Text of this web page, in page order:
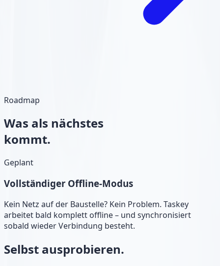
Roadmap
Was als nächstes
kommt.
Geplant
Vollständiger Offline-Modus
Kein Netz auf der Baustelle? Kein Problem. Taskey
arbeitet bald komplett offline – und synchronisiert
sobald wieder Verbindung besteht.
Selbst ausprobieren.